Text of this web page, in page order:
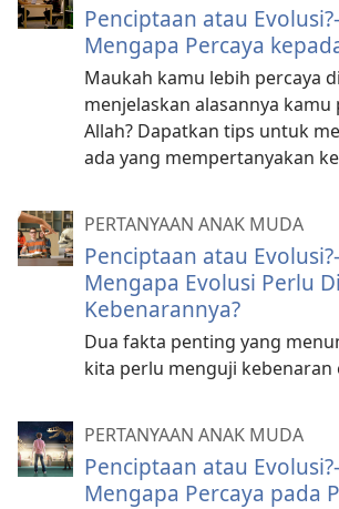
Penciptaan atau
Mengapa Percaya
Maukah kamu lebih percaya
menjelaskan alasannya kamu
Allah? Dapatkan tips untuk
ada yang mempertanyakan
PERTANYAAN ANAK MUDA
Penciptaan atau
Mengapa Evolusi Perlu
Kebenarannya?
Dua fakta penting yang
kita perlu menguji kebenaran
PERTANYAAN ANAK MUDA
Penciptaan atau
Mengapa Percaya pada